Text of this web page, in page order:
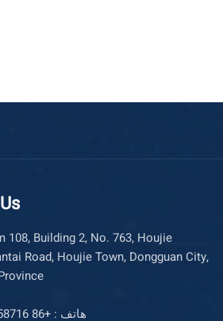
Road, Houjie Town, Dongguan City,
هاتف : +86 13652558716